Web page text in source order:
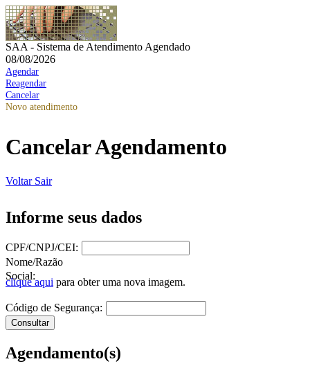
SAA - Sistema de Atendimento Agendado
08/08/2026
Agendar
Reagendar
Cancelar
Novo atendimento
Cancelar Agendamento
Voltar Sair
Informe seus dados
CPF/CNPJ/CEI:
Nome/Razão
Social:
clique aqui para obter uma nova imagem.
Código de Segurança:
Agendamento(s)